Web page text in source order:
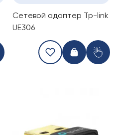
Сетевой адаптер Tp-link
UE306